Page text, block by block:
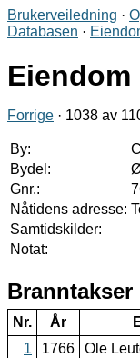
Brukerveiledning ·
Databasen ·
Eiendom
Forrige · 1038 av
By:
Bydel:
Gnr.:
Nåtidens adresse:
Samtidskilder:
Notat:
Branntakser
Nr. År
1
1766 Ole